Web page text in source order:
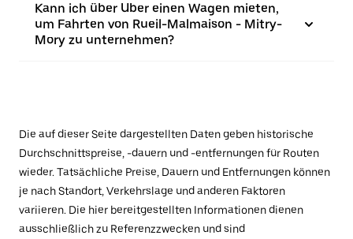
Kann ich über Uber einen Wagen mieten,
um Fahrten von Rueil-Malmaison - Mitry-
Mory zu unternehmen?
Die auf dieser Seite dargestellten Daten geben historische
Durchschnittspreise, -dauern und -entfernungen für Routen
wieder. Tatsächliche Preise, Dauern und Entfernungen können
je nach Standort, Verkehrslage und anderen Faktoren
variieren. Die hier bereitgestellten Informationen dienen
ausschließlich zu Referenzzwecken und sind